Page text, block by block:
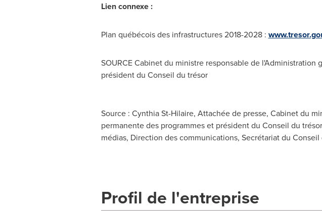
Lien connexe :
Plan québécois des infrastructures 2018-2028 :
SOURCE Cabinet du ministre responsable de
président du Conseil du trésor
Source : Cynthia St-Hilaire, Attachée de presse, Cabinet du
permanente des programmes et président du Conseil du
médias, Direction des communications, Secrétariat du
Profil de l'entreprise